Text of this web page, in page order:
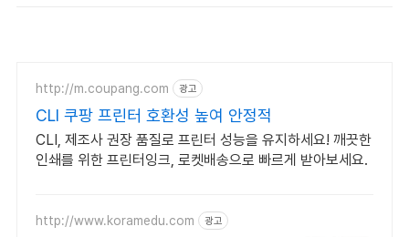
http://m.coupang.com 광고
CLI 쿠팡 프린터 호환성 높여 안정적
CLI, 제조사 권장 품질로 프린터 성능을 유지하세요! 깨끗한
인쇄를 위한 프린터잉크, 로켓배송으로 빠르게 받아보세요.
http://www.koramedu.com 광고